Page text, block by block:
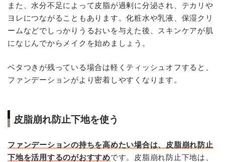
また、水分不足によって皮脂が過剰に分泌され、テカリや
ヨレにつながることもあります。化粧水や乳液、保湿クリ
ームなどでしっかりうるおいを与えた後、スキンケアが肌
になじんでからメイクを始めましょう。
ベタつきが残っている場合は軽くティッシュオフすると、
ファンデーションがより密着しやすくなります。
皮脂崩れ防止下地を使う
ファンデーションの持ちを高めたい場合は、皮脂崩れ防止
下地を活用するのがおすすめです。皮脂崩れ防止下地は、